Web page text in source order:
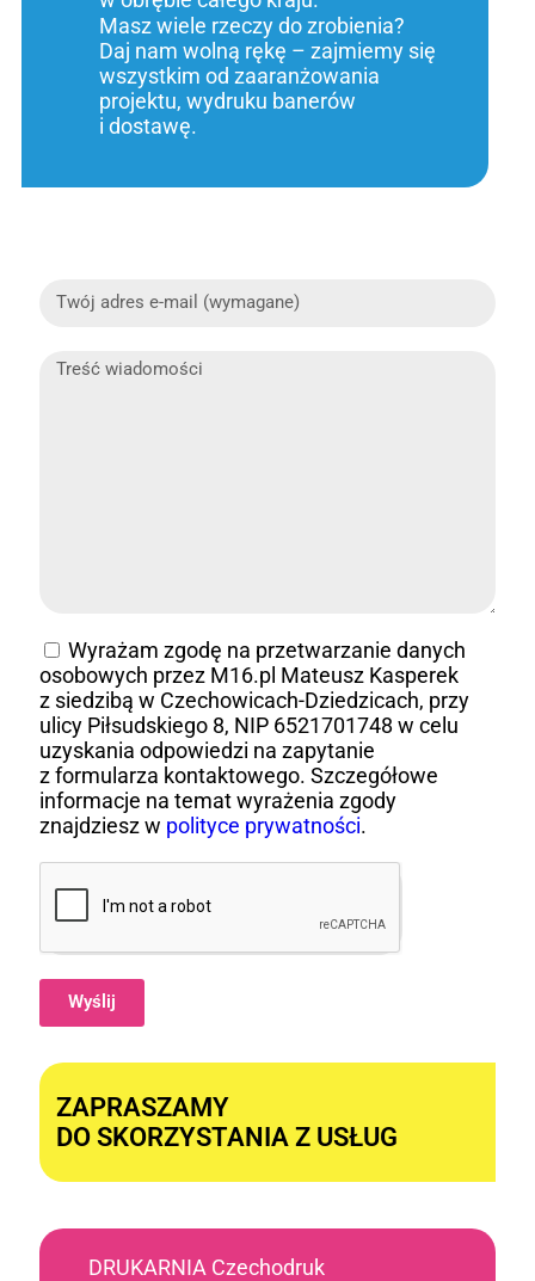
Masz wiele rzeczy do zrobienia?
Daj nam wolną rękę – zajmiemy się
wszystkim od zaaranżowania
projektu, wydruku banerów
i dostawę.
Wyrażam zgodę na przetwarzanie danych
osobowych przez M16.pl Mateusz Kasperek
z siedzibą w Czechowicach-Dziedzicach, przy
ulicy Piłsudskiego 8, NIP 6521701748 w celu
uzyskania odpowiedzi na zapytanie
z formularza kontaktowego. Szczegółowe
informacje na temat wyrażenia zgody
znajdziesz w polityce prywatności.
Wyślij
ZAPRASZAMY
DO SKORZYSTANIA Z USŁUG
DRUKARNIA Czechodruk